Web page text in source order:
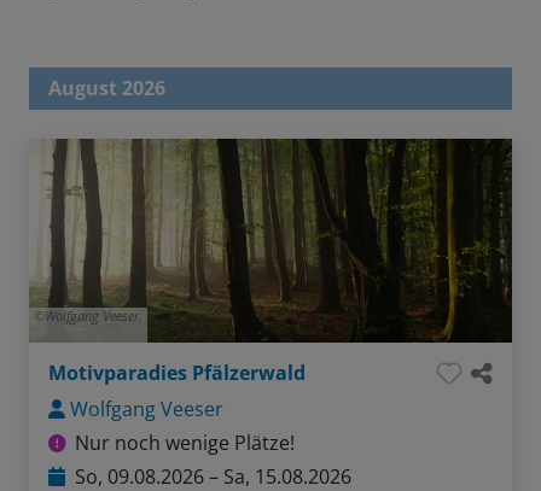
August 2026
Wolfgang Veeser.
Motivparadies Pfälzerwald
Wolfgang Veeser
Nur noch wenige Plätze!
So, 09.08.2026 – Sa, 15.08.2026